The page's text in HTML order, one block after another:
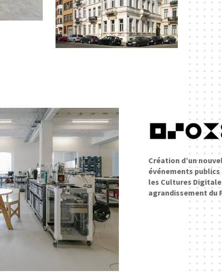
Création d’un
événements publics
les Cultures
agrandissement du